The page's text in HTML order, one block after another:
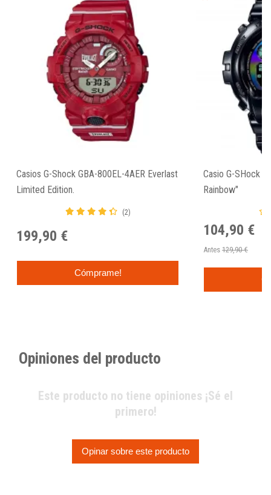
Casios G-Shock GBA-800EL-4AER Everlast
Limited Edition.
(2)
199,90 €
Cómprame!
Casio G-SHock
Rainbow"
104,90 €
Antes 129,90 €
Opiniones del producto
Este producto no tiene opiniones ¡Sé el
primero!
Opinar sobre este producto